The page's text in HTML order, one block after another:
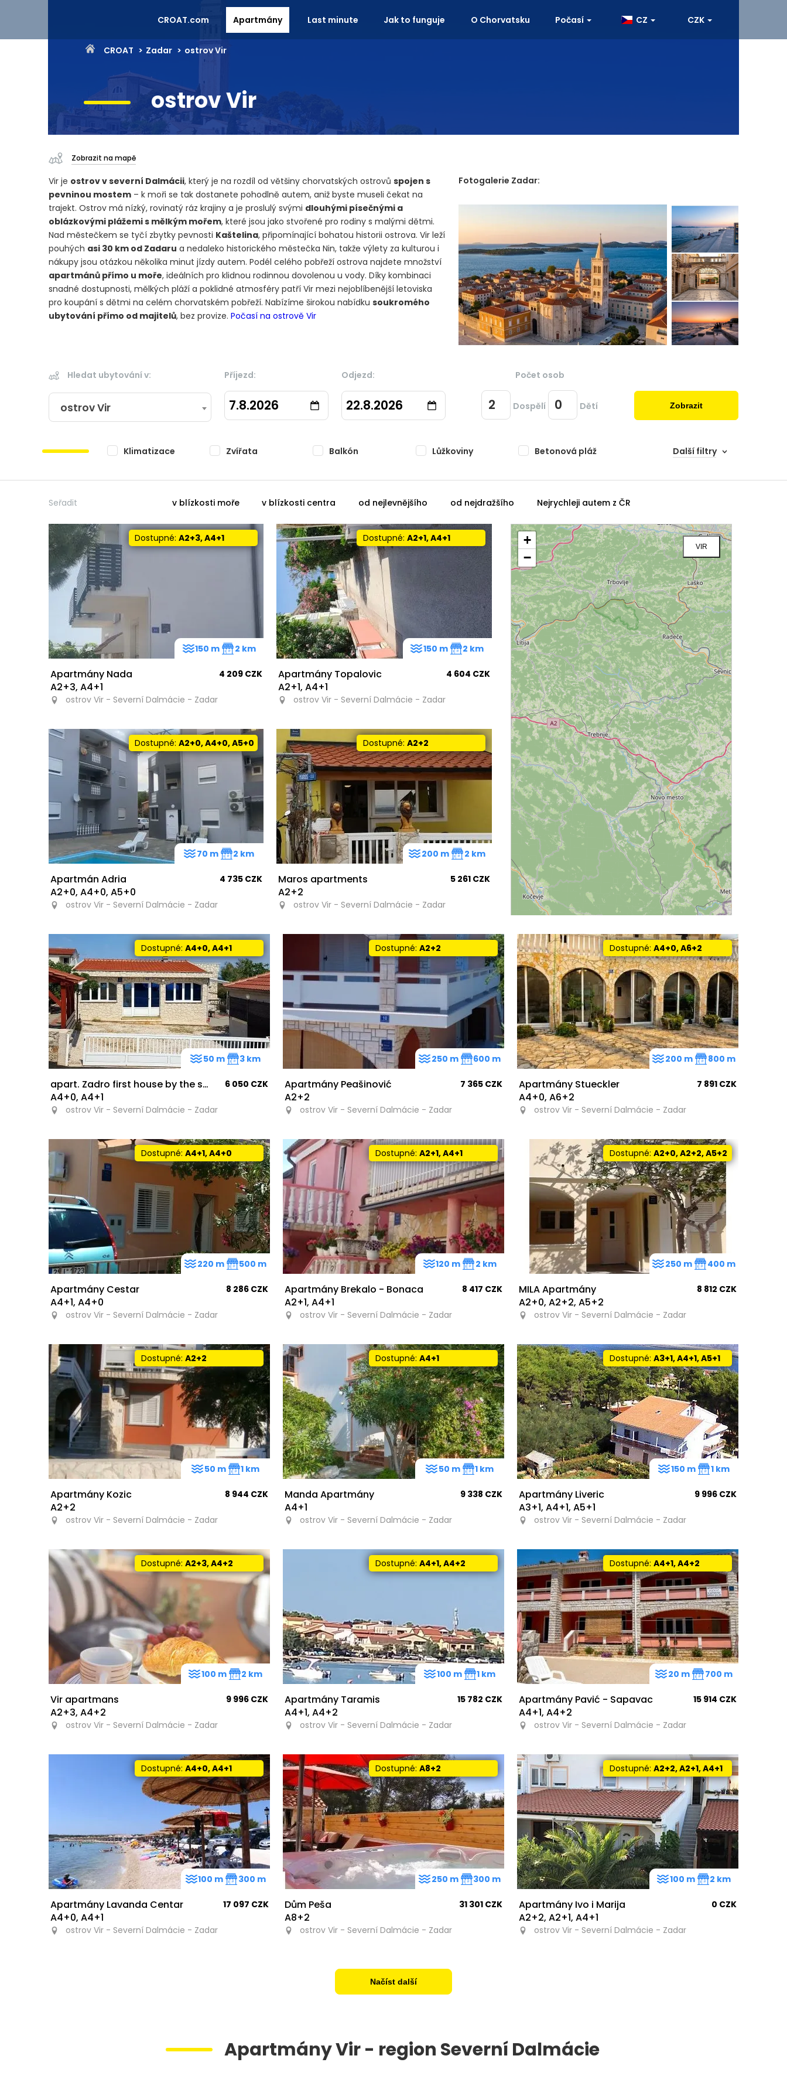
CROAT.com Apartmány Last minute Jak to funguje O Chorvatsku Počasí CZ CZK
CROAT Zadar ostrov Vir
ostrov Vir
Zobrazit na mapě
Vir je ostrov v severní Dalmácii, který je na rozdíl od většiny chorvatských ostrovů spojen s
pevninou mostem– k moři se tak dostanete pohodlně autem, aniž byste museli čekat na
trajekt. Ostrov má nízký, rovinatý ráz krajiny a je proslulý svými dlouhými písečnými a
oblázkovými plážemi s mělkým mořem, které jsou jako stvořené pro rodiny s malými dětmi.
Nad městečkem se tyčí zbytky pevnosti Kaštelina, připomínající bohatou historii ostrova. Vir leží
pouhých asi 30 km od Zadaru a nedaleko historického městečka Nin, takže výlety za kulturou i
nákupy jsou otázkou několika minut jízdy autem. Podél celého pobřeží ostrova najdete množství
apartmánů přímo u moře, ideálních pro klidnou rodinnou dovolenou u vody. Díky kombinaci
snadné dostupnosti, mělkých pláží a poklidné atmosféry patří Vir mezi nejoblíbenější letoviska
pro koupání s dětmi na celém chorvatském pobřeží. Nabízíme širokou nabídku soukromého
ubytování přímo od majitelů, bez provize. Počasí na ostrově Vir
Fotogalerie Zadar:
Hledat ubytování v:
ostrov Vir
Příjezd:
7.8.2026
Odjezd:
22.8.2026
Počet osob
Dospělí Dětí Zobrazit
Klimatizace Zvířata Balkón Lůžkoviny Betonová pláž Další filtry
Seřadit v blízkosti moře v blízkosti centra od nejlevnějšího od nejdražšího Nejrychleji autem z ČR
113
+
−
VIR
Dostupné:A2+3, A4+1
Apartmány Nada
A2+3, A4+1
4 209 CZK
ostrov Vir - Severní Dalmácie - Zadar
150 m 2 km
Dostupné: A2+1, A4+1
Apartmány Topalovic
A2+1, A4+1
4 604 CZK
ostrov Vir - Severní Dalmácie - Zadar
150 m 2 km
Dostupné:A2+0, A4+0, A5+0
Apartmán Adria
A2+0, A4+0, A5+0
4 735 CZK
ostrov Vir - Severní Dalmácie - Zadar
70 m 2 km
Dostupné: A2+2
Maros apartments
A2+2
5 261 CZK
ostrov Vir - Severní Dalmácie - Zadar
200 m 2 km
Dostupné:A4+0, A4+1
apart. Zadro first house by the sea
A4+0, A4+1
6 050 CZK
ostrov Vir - Severní Dalmácie - Zadar
50 m 3 km
Dostupné:A2+2
Apartmány Peašinović
A2+2
7 365 CZK
ostrov Vir - Severní Dalmácie - Zadar
250 m 600 m
Dostupné:A4+0, A6+2
Apartmány Stueckler
A4+0, A6+2
7 891 CZK
ostrov Vir - Severní Dalmácie - Zadar
200 m 800 m
Dostupné:A4+1, A4+0
Apartmány Cestar
A4+1, A4+0
8 286 CZK
ostrov Vir - Severní Dalmácie - Zadar
220 m 500 m
Dostupné:A2+1, A4+1
Apartmány Brekalo - Bonaca
A2+1, A4+1
8 417 CZK
ostrov Vir - Severní Dalmácie - Zadar
120 m 2 km
Dostupné:A2+0, A2+2, A5+2
MILA Apartmány
A2+0, A2+2, A5+2
8 812 CZK
ostrov Vir - Severní Dalmácie - Zadar
250 m 400 m
Dostupné:A2+2
Apartmány Kozic
A2+2
8 944 CZK
ostrov Vir - Severní Dalmácie - Zadar
50 m 1 km
Dostupné:A4+1
Manda Apartmány
A4+1
9 338 CZK
ostrov Vir - Severní Dalmácie - Zadar
50 m 1 km
Dostupné:A3+1, A4+1, A5+1
Apartmány Liveric
A3+1, A4+1, A5+1
9 996 CZK
ostrov Vir - Severní Dalmácie - Zadar
150 m 1 km
Dostupné:A2+3, A4+2
Vir apartmans
A2+3, A4+2
9 996 CZK
ostrov Vir - Severní Dalmácie - Zadar
100 m 2 km
Dostupné:A4+1, A4+2
Apartmány Taramis
A4+1, A4+2
15 782 CZK
ostrov Vir - Severní Dalmácie - Zadar
100 m 1 km
Dostupné:A4+1, A4+2
Apartmány Pavić - Sapavac
A4+1, A4+2
15 914 CZK
ostrov Vir - Severní Dalmácie - Zadar
20 m 700 m
Dostupné:A4+0, A4+1
Apartmány Lavanda Centar
A4+0, A4+1
17 097 CZK
ostrov Vir - Severní Dalmácie - Zadar
100 m 300 m
Dostupné:A8+2
Dům Peša
A8+2
31 301 CZK
ostrov Vir - Severní Dalmácie - Zadar
250 m 300 m
Dostupné:A2+2, A2+1, A4+1
Apartmány Ivo i Marija
A2+2, A2+1, A4+1
0 CZK
ostrov Vir - Severní Dalmácie - Zadar
100 m 2 km
Načíst další
Apartmány Vir - region Severní Dalmácie